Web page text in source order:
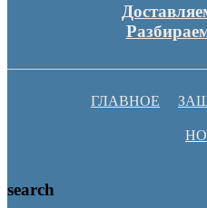
ГЛАВНОЕ
search